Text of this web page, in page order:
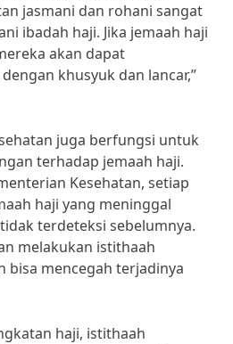
jasmani dan rohani sangat
ibadah haji. Jika jemaah haji
akan dapat
khusyuk dan lancar,”
juga berfungsi untuk
terhadap jemaah haji.
Kesehatan, setiap
haji yang meninggal
terdeteksi sebelumnya.
melakukan istithaah
bisa mencegah terjadinya
haji, istithaah